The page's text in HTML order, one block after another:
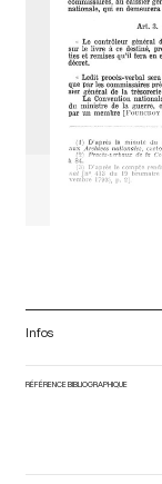
Infos
RÉFÉRENCE BIBLIOGRAPHIQUE